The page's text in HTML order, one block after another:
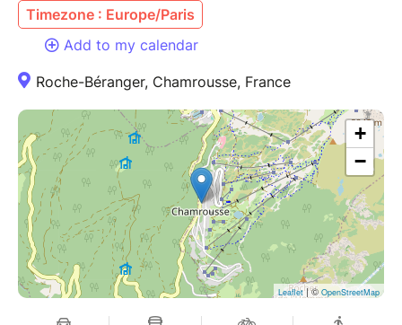
Timezone : Europe/Paris
Add to my calendar
Roche-Béranger, Chamrousse, France
+
−
Leaflet| © OpenStreetMap